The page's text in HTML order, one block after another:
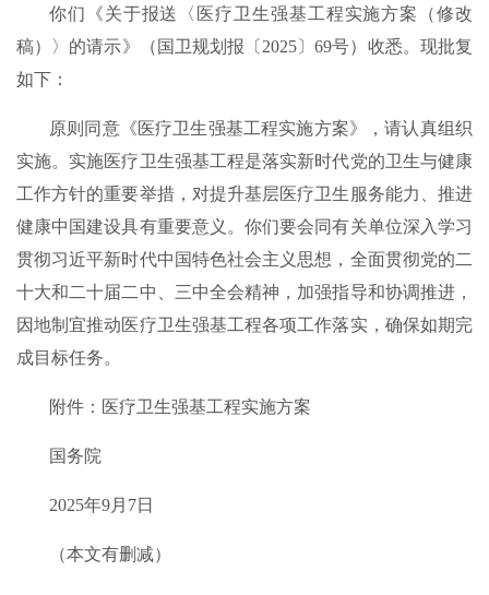
你们《关于报送〈医疗卫生强基工程实施方案（修改
稿）〉的请示》（国卫规划报〔2025〕69号）收悉。现批复
如下：
原则同意《医疗卫生强基工程实施方案》，请认真组织
实施。实施医疗卫生强基工程是落实新时代党的卫生与健康
工作方针的重要举措，对提升基层医疗卫生服务能力、推进
健康中国建设具有重要意义。你们要会同有关单位深入学习
贯彻习近平新时代中国特色社会主义思想，全面贯彻党的二
十大和二十届二中、三中全会精神，加强指导和协调推进，
因地制宜推动医疗卫生强基工程各项工作落实，确保如期完
成目标任务。
附件：医疗卫生强基工程实施方案
国务院
2025年9月7日
（本文有删减）